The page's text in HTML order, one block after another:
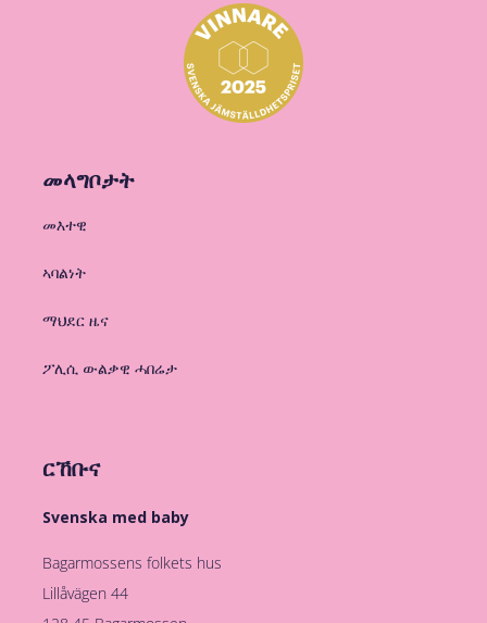
መላግቦታት
መእተዊ
ኣባልነት
ማህደር ዜና
ፖሊሲ ውልቃዊ ሓበሬታ
ርኸቡና
Svenska med baby
Bagarmossens folkets hus
Lillåvägen 44